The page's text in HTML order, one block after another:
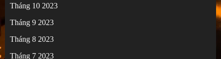
Tháng 10 2023
Tháng 9 2023
Tháng 8 2023
Tháng 7 2023